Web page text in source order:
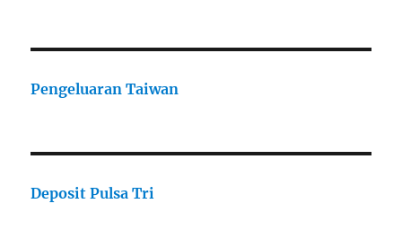
Pengeluaran Taiwan
Deposit Pulsa Tri